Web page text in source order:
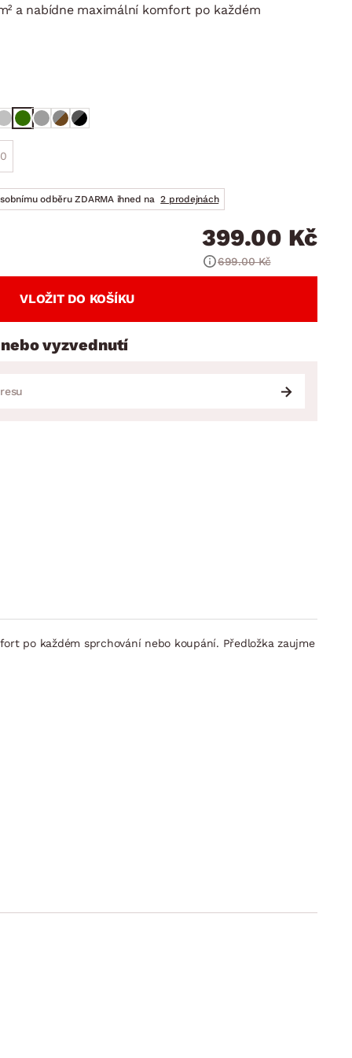
VÁNOCE
doplňky
a nabídne maximální komfort po každém
odběru ZDARMA ihned na 2 prodejnách
399.00 Kč
699.00 Kč
VLOŽIT DO KOŠÍKU
vyzvednutí
po každém sprchování nebo koupání. Předložka zaujme